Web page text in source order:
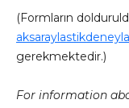
(Formların
gerekmektedir.)
For information